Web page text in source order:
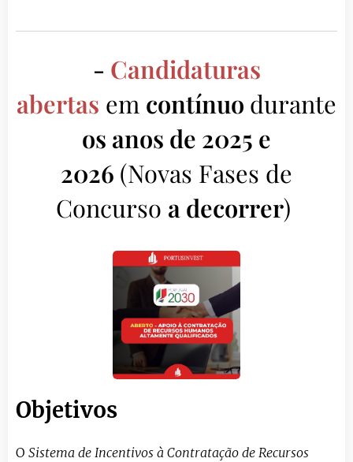
- Candidaturas
abertas em contínuo durante
os anos de 2025 e
2026 (Novas Fases de
Concurso a decorrer)
Objetivos
O Sistema de Incentivos à Contratação de Recursos